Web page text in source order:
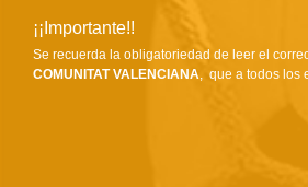
¡¡Importante!!
Se recuerda la obligatoriedad de leer el
COMUNITAT VALENCIANA , que a todos los